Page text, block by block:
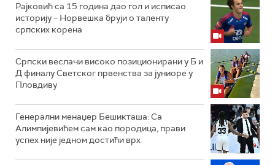
Рајковић са 15 година дао гол и исписао
историју – Норвешка бруји о таленту
српских корена
Српски веслачи високо позиционирани у Б и
Д финалу Светског првенства за јуниоре у
Пловдиву
Генерални менаџер Бешикташа: Са
Алимпијевићем сам као породица, прави
успех није једном достићи врх